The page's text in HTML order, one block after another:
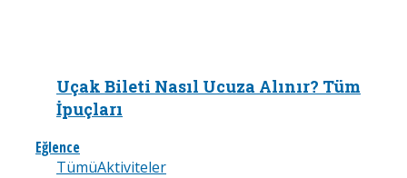
Uçak Bileti Nasıl Ucuza Alınır? Tüm
İpuçları
Eğlence
TümüAktiviteler